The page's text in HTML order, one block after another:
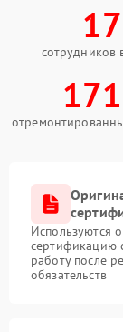
17
сотрудников
Используются
сертификацию
работу после
обязательств